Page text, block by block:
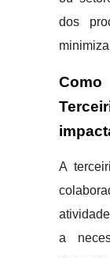
dos
Como
A
a